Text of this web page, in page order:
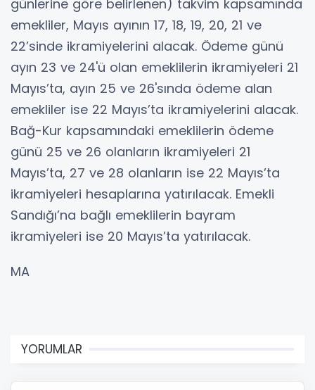
günlerine göre belirlenen) takvim kapsamında
emekliler, Mayıs ayının 17, 18, 19, 20, 21 ve
22’sinde ikramiyelerini alacak. Ödeme günü
ayın 23 ve 24'ü olan emeklilerin ikramiyeleri 21
Mayıs’ta, ayın 25 ve 26'sında ödeme alan
emekliler ise 22 Mayıs’ta ikramiyelerini alacak.
Bağ-Kur kapsamındaki emeklilerin ödeme
günü 25 ve 26 olanların ikramiyeleri 21
Mayıs’ta, 27 ve 28 olanların ise 22 Mayıs’ta
ikramiyeleri hesaplarına yatırılacak. Emekli
Sandığı’na bağlı emeklilerin bayram
ikramiyeleri ise 20 Mayıs’ta yatırılacak.
MA
YORUMLAR